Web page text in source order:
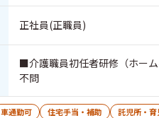
正社員(正職員)
■介護職員初任者研修（ホー
不問
車通勤可 住宅手当・補助 託児所・育